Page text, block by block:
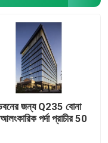
জন্য Q235 বোনা
পর্দা প্রাচীর 50